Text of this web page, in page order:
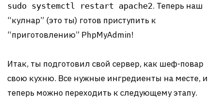
sudo systemctl restart apache2. Теперь наш
“кулнар” (это ты) готов приступить к
“приготовлению” PhpMyAdmin!
Итак, ты подготовил свой сервер, как шеф-повар
свою кухню. Все нужные ингредиенты на месте, и
теперь можно переходить к следующему этапу.